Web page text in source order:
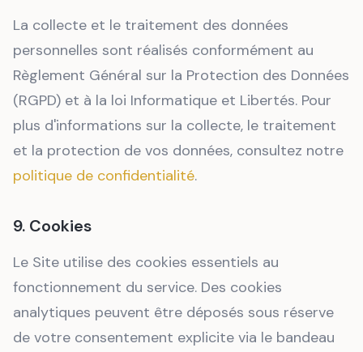
La collecte et le traitement des données
personnelles sont réalisés conformément au
Règlement Général sur la Protection des Données
(RGPD) et à la loi Informatique et Libertés. Pour
plus d'informations sur la collecte, le traitement
et la protection de vos données, consultez notre
politique de confidentialité.
9. Cookies
Le Site utilise des cookies essentiels au
fonctionnement du service. Des cookies
analytiques peuvent être déposés sous réserve
de votre consentement explicite via le bandeau